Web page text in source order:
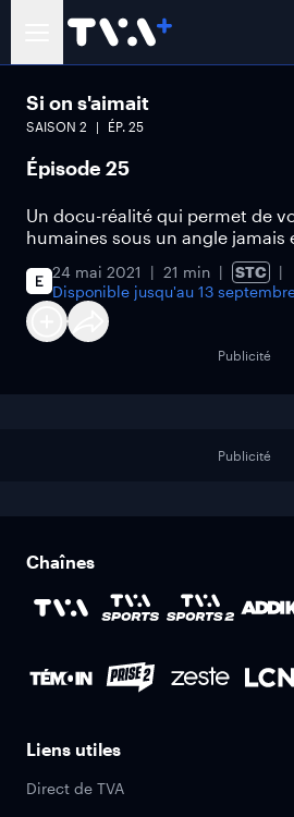
Si on s'aimait
SAISON 2 ÉP. 25
Épisode 25
Un docu-réalité qui permet de
humaines sous un angle jamais
24 mai 2021 21 min
STC
Disponible jusqu'au 13
Publicité
Publicité
Chaînes
Liens utiles
Direct de TVA